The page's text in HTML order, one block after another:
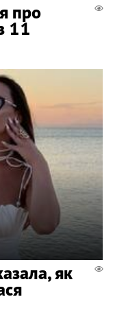
про
11
як